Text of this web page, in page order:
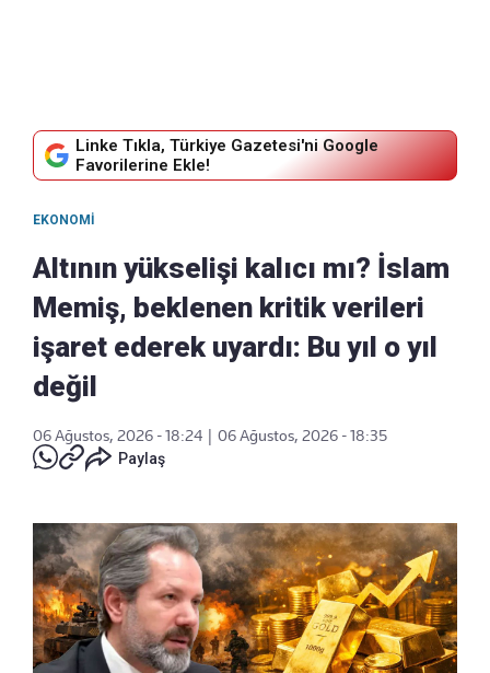
Linke Tıkla, Türkiye Gazetesi'ni Google
Favorilerine Ekle!
EKONOMI
Altının yükselişi kalıcı mı? İslam
Memiş, beklenen kritik verileri
işaret ederek uyardı: Bu yıl o yıl
değil
06 Ağustos, 2026 - 18:24
06 Ağustos, 2026 - 18:35
Paylaş